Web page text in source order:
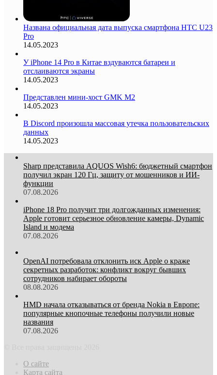
Названа официальная дата выпуска смартфона HTC U23
Pro
14.05.2023
У iPhone 14 Pro в Китае вздуваются батареи и
отслаиваются экраны
14.05.2023
Представлен мини-хост GMK M2
14.05.2023
В Discord произошла массовая утечка пользовательских
данных
14.05.2023
Sharp представила AQUOS Wish6: бюджетный смартфон
получил экран 120 Гц, защиту от мошенников и ИИ-
функции
07.08.2026
iPhone 18 Pro получит три долгожданных изменения:
Apple готовит серьезное обновление камеры, Dynamic
Island и модема
07.08.2026
OpenAI потребовала отклонить иск Apple о краже
секретных разработок: конфликт вокруг бывших
сотрудников набирает обороты
08.08.2026
HMD начала отказываться от бренда Nokia в Европе:
популярные кнопочные телефоны получили новые
названия
07.08.2026
О сайте
Карта сайта